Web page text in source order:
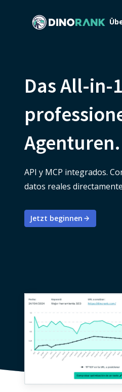
Das All-in-
Agenturen.
API y MCP integrados.
datos reales
Jetzt beginnen